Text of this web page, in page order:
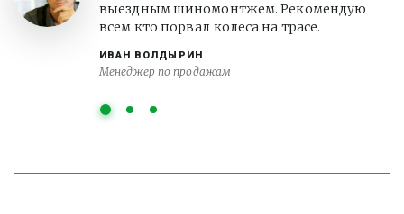
ИВАН ВОЛДЫРИН
Менеджер по продажам
выездным шиномонтжем. Рекомендую
всем кто порвал колеса на трасе.